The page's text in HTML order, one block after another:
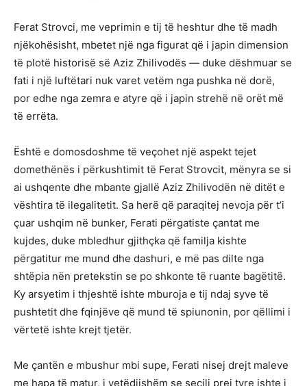
Ferat Strovci, me veprimin e tij të heshtur dhe të madh
njëkohësisht, mbetet një nga figurat që i japin dimension
të plotë historisë së Aziz Zhilivodës — duke dëshmuar se
fati i një luftëtari nuk varet vetëm nga pushka në dorë,
por edhe nga zemra e atyre që i japin strehë në orët më
të errëta.
Është e domosdoshme të veçohet një aspekt tejet
domethënës i përkushtimit të Ferat Strovcit, mënyra se si
ai ushqente dhe mbante gjallë Aziz Zhilivodën në ditët e
vështira të ilegalitetit. Sa herë që paraqitej nevoja për t’i
çuar ushqim në bunker, Ferati përgatiste çantat me
kujdes, duke mbledhur gjithçka që familja kishte
përgatitur me mund dhe dashuri, e më pas dilte nga
shtëpia nën pretekstin se po shkonte të ruante bagëtitë.
Ky arsyetim i thjeshtë ishte mburoja e tij ndaj syve të
pushtetit dhe fqinjëve që mund të spiunonin, por qëllimi i
vërtetë ishte krejt tjetër.
Me çantën e mbushur mbi supe, Ferati nisej drejt maleve
me hapa të matur, i vetëdijshëm se secili prej tyre ishte i